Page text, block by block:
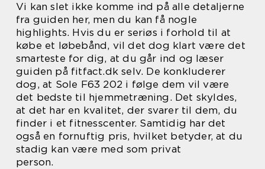
Vi kan slet ikke komme ind på alle detaljerne
fra guiden her, men du kan få nogle
highlights. Hvis du er seriøs i forhold til at
købe et løbebånd, vil det dog klart være det
smarteste for dig, at du går ind og læser
guiden på fitfact.dk selv. De konkluderer
dog, at Sole F63 202 i følge dem vil være
det bedste til hjemmetræning. Det skyldes,
at det har en kvalitet, der svarer til dem, du
finder i et fitnesscenter. Samtidig har det
også en fornuftig pris, hvilket betyder, at du
stadig kan være med som privat
person.